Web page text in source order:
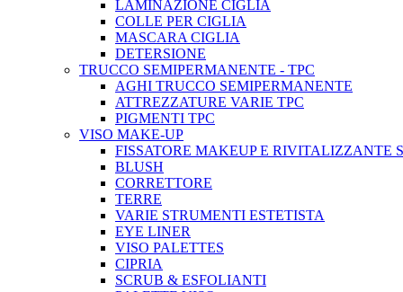
LAMINAZIONE CIGLIA
COLLE PER CIGLIA
MASCARA CIGLIA
DETERSIONE
TRUCCO SEMIPERMANENTE - TPC
AGHI TRUCCO SEMIPERMANENTE
ATTREZZATURE VARIE TPC
PIGMENTI TPC
VISO MAKE-UP
FISSATORE MAKEUP E RIVITALIZZANTE
BLUSH
CORRETTORE
TERRE
VARIE STRUMENTI ESTETISTA
EYE LINER
VISO PALETTES
CIPRIA
SCRUB & ESFOLIANTI